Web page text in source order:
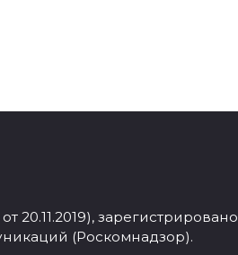
зарегистрировано
(Роскомнадзор).